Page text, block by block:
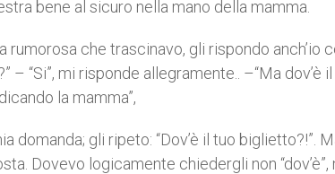
bene al sicuro nella mano della mamma.
che trascinavo, gli rispondo anch’io
– “Si”, mi risponde allegramente.. –“Ma
la mamma”,
domanda; gli ripeto: “Dov’è il tuo biglietto?!”.
Dovevo logicamente chiedergli non “dov’è”,